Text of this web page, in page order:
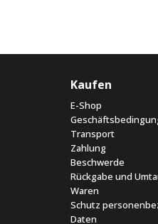
Kaufen
E-Shop
Transport
Zahlung
Beschwerde
Rückgabe und
Waren
Schutz
Daten